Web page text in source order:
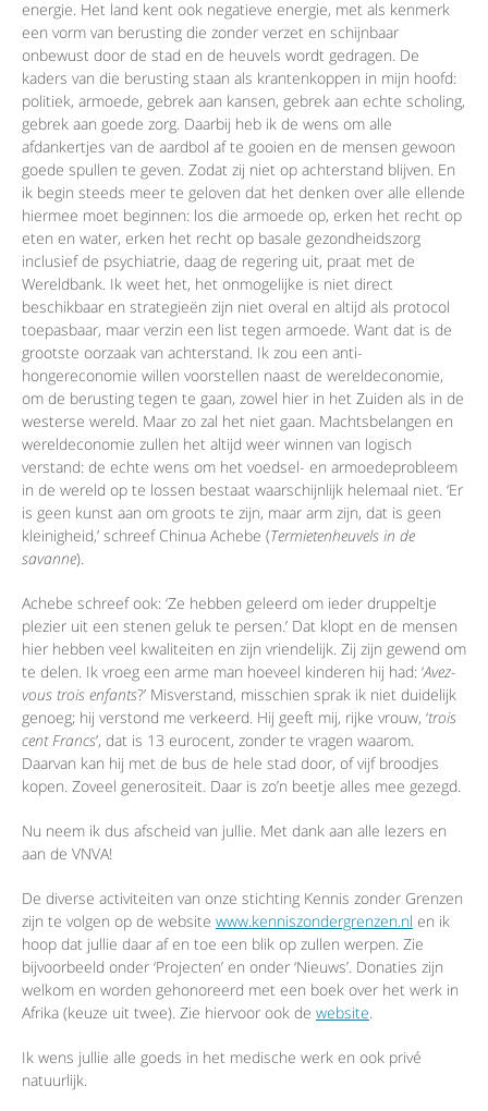
energie. Het land kent ook negatieve energie, met als kenmerk
een vorm van berusting die zonder verzet en schijnbaar
onbewust door de stad en de heuvels wordt gedragen. De
kaders van die berusting staan als krantenkoppen in mijn hoofd:
politiek, armoede, gebrek aan kansen, gebrek aan echte scholing,
gebrek aan goede zorg. Daarbij heb ik de wens om alle
afdankertjes van de aardbol af te gooien en de mensen gewoon
goede spullen te geven. Zodat zij niet op achterstand blijven. En
ik begin steeds meer te geloven dat het denken over alle ellende
hiermee moet beginnen: los die armoede op, erken het recht op
eten en water, erken het recht op basale gezondheidszorg
inclusief de psychiatrie, daag de regering uit, praat met de
Wereldbank. Ik weet het, het onmogelijke is niet direct
beschikbaar en strategieën zijn niet overal en altijd als protocol
toepasbaar, maar verzin een list tegen armoede. Want dat is de
grootste oorzaak van achterstand. Ik zou een anti-
hongereconomie willen voorstellen naast de wereldeconomie,
om de berusting tegen te gaan, zowel hier in het Zuiden als in de
westerse wereld. Maar zo zal het niet gaan. Machtsbelangen en
wereldeconomie zullen het altijd weer winnen van logisch
verstand: de echte wens om het voedsel- en armoedeprobleem
in de wereld op te lossen bestaat waarschijnlijk helemaal niet. ‘Er
is geen kunst aan om groots te zijn, maar arm zijn, dat is geen
kleinigheid,’ schreef Chinua Achebe (Termietenheuvels in de
savanne).
Achebe schreef ook: ‘Ze hebben geleerd om ieder druppeltje
plezier uit een stenen geluk te persen.’ Dat klopt en de mensen
hier hebben veel kwaliteiten en zijn vriendelijk. Zij zijn gewend om
te delen. Ik vroeg een arme man hoeveel kinderen hij had: ‘Avez-
vous trois enfants?’ Misverstand, misschien sprak ik niet duidelijk
genoeg; hij verstond me verkeerd. Hij geeft mij, rijke vrouw, ‘trois
cent Francs’, dat is 13 eurocent, zonder te vragen waarom.
Daarvan kan hij met de bus de hele stad door, of vijf broodjes
kopen. Zoveel generositeit. Daar is zo’n beetje alles mee gezegd.
Nu neem ik dus afscheid van jullie. Met dank aan alle lezers en
aan de VNVA!
De diverse activiteiten van onze stichting Kennis zonder Grenzen
zijn te volgen op de website www.kenniszondergrenzen.nl en ik
hoop dat jullie daar af en toe een blik op zullen werpen. Zie
bijvoorbeeld onder ‘Projecten’ en onder ‘Nieuws’. Donaties zijn
welkom en worden gehonoreerd met een boek over het werk in
Afrika (keuze uit twee). Zie hiervoor ook de website.
Ik wens jullie alle goeds in het medische werk en ook privé
natuurlijk.